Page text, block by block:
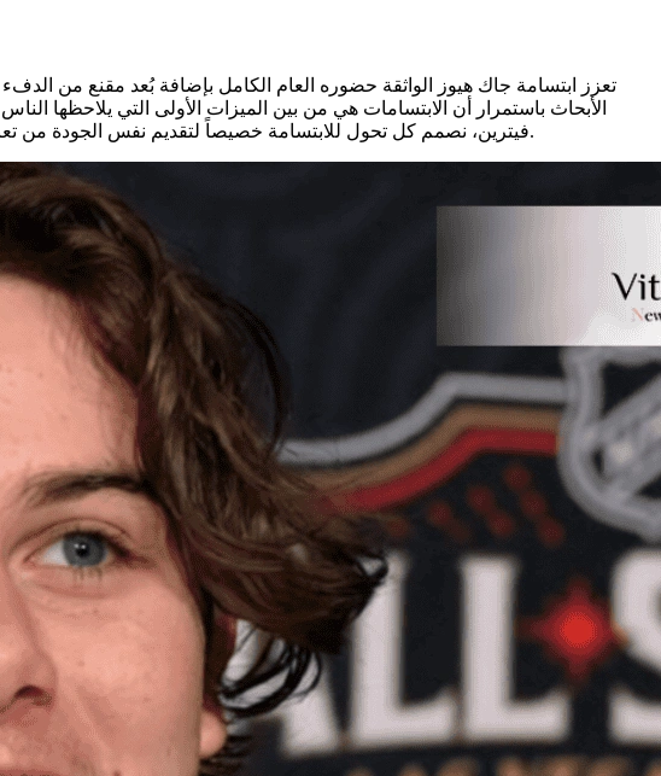
تعزز ابتسامة جاك هيوز الواثقة حضوره العام الكامل بإضافة بُعد مقنع من الدفء
الأبحاث باستمرار أن الابتسامات هي من بين الميزات الأولى التي يلاحظها
فيترين، نصمم كل تحول للابتسامة خصيصاً لتقديم نفس الجودة من تعزيز الحضور الشخصي القوي والأصيل الذي يحول حقاً كيفية تفاعل المرضى واستقبالهم في كل سياق مهم في حياتهم اليومية.